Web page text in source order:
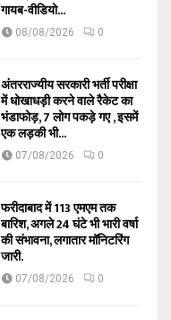
गायब-वीडियो...
08/08/2026 0
अंतरराज्यीय सरकारी भर्ती परीक्षा
में धोखाधड़ी करने वाले रैकेट का
भंडाफोड़, 7 लोग पकड़े गए , इसमें
एक लड़की भी...
07/08/2026 0
फरीदाबाद में 113 एमएम तक
बारिश, अगले 24 घंटे भी भारी वर्षा
की संभावना, लगातार मॉनिटरिंग
जारी.
07/08/2026 0